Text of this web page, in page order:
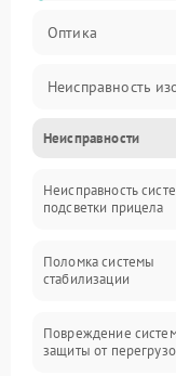
Оптика
Неисправность
Механические
Неисправность
Электропитание
Неисправности
Неисправность
подсветки прицела
Поломка системы
стабилизации
Повреждение
защиты от